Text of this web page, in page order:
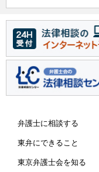
弁護士に相談する
東弁にできること
東京弁護士会を知る